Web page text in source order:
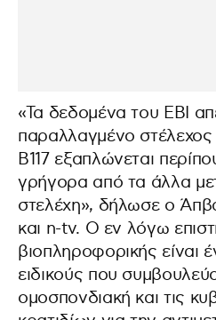
«Τα δεδομένα του ΕΒΙ
παραλλαγμένο
B117 εξαπλώνεται
γρήγορα από τα άλλα
στελέχη», δήλωσε ο
και n-tv. Ο εν λόγω
βιοπληροφορικής είναι
ειδικούς που
ομοσπονδιακή και τις